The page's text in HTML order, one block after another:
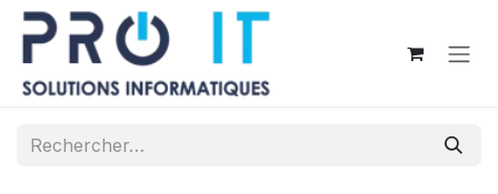
Se rendre au contenu